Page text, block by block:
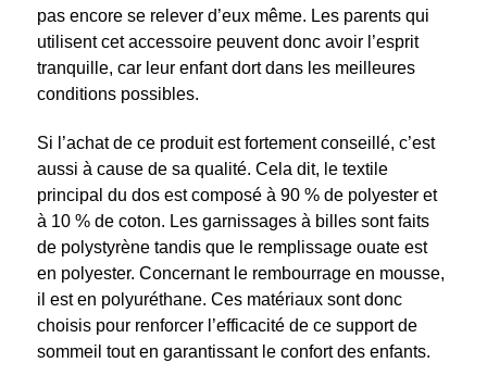
pas encore se relever d’eux même. Les parents qui
utilisent cet accessoire peuvent donc avoir l’esprit
tranquille, car leur enfant dort dans les meilleures
conditions possibles.
Si l’achat de ce produit est fortement conseillé, c’est
aussi à cause de sa qualité. Cela dit, le textile
principal du dos est composé à 90 % de polyester et
à 10 % de coton. Les garnissages à billes sont faits
de polystyrène tandis que le remplissage ouate est
en polyester. Concernant le rembourrage en mousse,
il est en polyuréthane. Ces matériaux sont donc
choisis pour renforcer l’efficacité de ce support de
sommeil tout en garantissant le confort des enfants.